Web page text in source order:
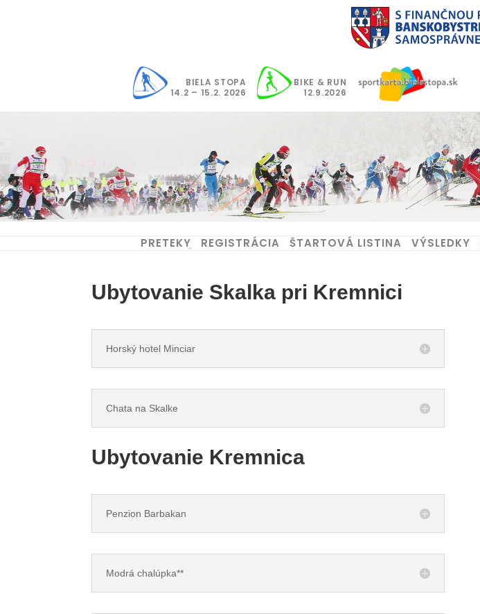
BIELA STOPA
14.2 – 15.2. 2026
BIKE & RUN
12.9.2026
PRETEKY REGISTRÁCIA ŠTARTOVÁ LISTINA VÝSLEDKY
Ubytovanie Skalka pri Kremnici
Horský hotel Minciar
Chata na Skalke
Ubytovanie Kremnica
Penzion Barbakan
Modrá chalúpka**